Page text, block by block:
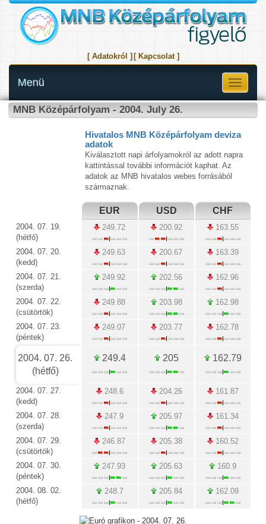
[ Adatokról ] [ Kapcsolat ]
Toggle
Menü
MNB Középárfolyam - 2004. July 26.
Hivatalos MNB Középárfolyam deviza
adatok
Kiválasztott napi árfolyamokról az adott napra
kattintással további információt kaphat. Az
adatok az MNB hivatalos webes forrásából
származnak.
EUR USD CHF
2004. 07. 19.
(hétfő)
249.72 200.92 163.55
2004. 07. 20.
(kedd)
249.63 200.67 163.39
2004. 07. 21.
(szerda)
249.92 202.56 162.96
2004. 07. 22.
(csütörtök)
249.88 203.98 162.98
2004. 07. 23.
(péntek)
249.07 203.77 162.78
2004. 07. 26.
(hétfő)
249.4 205 162.79
2004. 07. 27.
(kedd)
248.6 204.26 161.87
2004. 07. 28.
(szerda)
247.9 205.97 161.34
2004. 07. 29.
(csütörtök)
246.87 205.38 160.52
2004. 07. 30.
(péntek)
247.93 205.63 160.9
2004. 08. 02.
(hétfő)
248.7 205.84 162.09